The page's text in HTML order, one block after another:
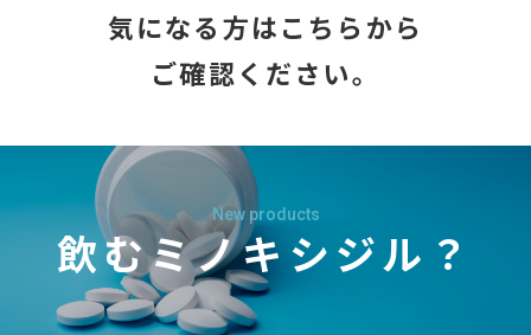
気になる方はこちらから
ご確認ください。
New products
飲むミノキシジル？